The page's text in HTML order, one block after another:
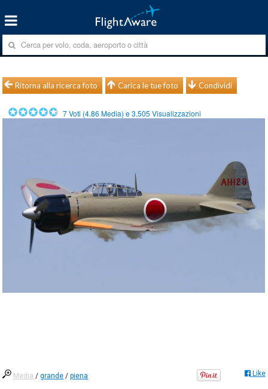
Ritorna alla ricerca foto Carica le tue foto Condividi
7Voti (4.86 Media) e3.505 Visualizzazioni
Media /grande /piena Like